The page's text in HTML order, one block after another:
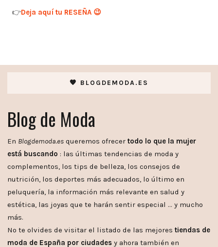
👉Deja aquí tu RESEÑA 😉
🧡 BLOGDEMODA.ES
Blog de Moda
En Blogdemoda.es queremos ofrecer todo lo que la mujer
está buscando : las últimas tendencias de moda y
complementos, los tips de belleza, los consejos de
nutrición, los deportes más adecuados, lo último en
peluquería, la información más relevante en salud y
estética, las joyas que te harán sentir especial … y mucho
más.
No te olvides de visitar el listado de las mejores tiendas de
moda de España por ciudades y ahora también en